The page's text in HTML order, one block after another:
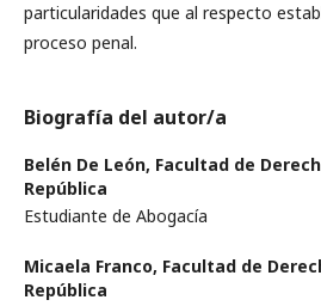
particularidades que al respecto
proceso penal.
Biografía del autor/a
Belén De León, Facultad de
República
Estudiante de Abogacía
Micaela Franco, Facultad de
República